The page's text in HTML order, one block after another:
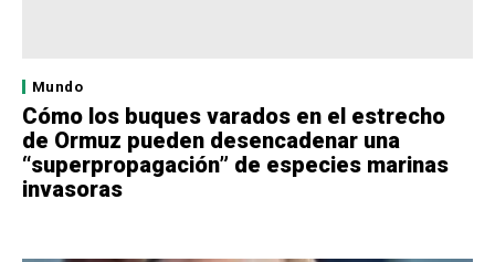
Mundo
Cómo los buques varados en el estrecho
de Ormuz pueden desencadenar una
“superpropagación” de especies marinas
invasoras